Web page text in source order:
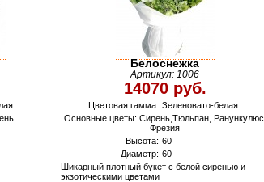
Белоснежка
Артикул: 1006
14070 руб.
Цветовая гамма: Зеленовато-белая
Основные цветы: Сирень,Тюльпан, Ранункулюс,
Фрезия
Высота: 60
Диаметр: 60
Шикарный плотный букет с белой сиренью и
экзотическими цветами